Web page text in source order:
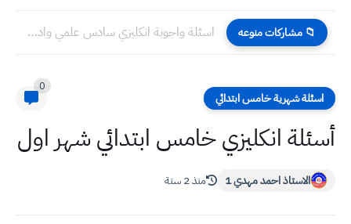
📁 مشاركات منوعه اسئلة واجوبة انكليزي سادس علمي وادبي دور ثاني ٢٠٢٥
اسئلة شهرية خامس ابتدائي
0
أسئلة انكليزي خامس ابتدائي شهر اول
الاستاذ احمد مهدي 1 منذ 2 سنة